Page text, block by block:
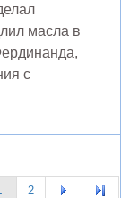
масла в
с
2